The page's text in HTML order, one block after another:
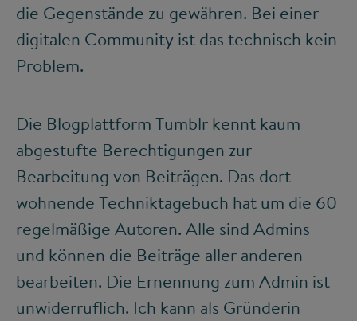
die Gegenstände zu gewähren. Bei einer
digitalen Community ist das technisch kein
Problem.
Die Blogplattform Tumblr kennt kaum
abgestufte Berechtigungen zur
Bearbeitung von Beiträgen. Das dort
wohnende Techniktagebuch hat um die 60
regelmäßige Autoren. Alle sind Admins
und können die Beiträge aller anderen
bearbeiten. Die Ernennung zum Admin ist
unwiderruflich. Ich kann als Gründerin